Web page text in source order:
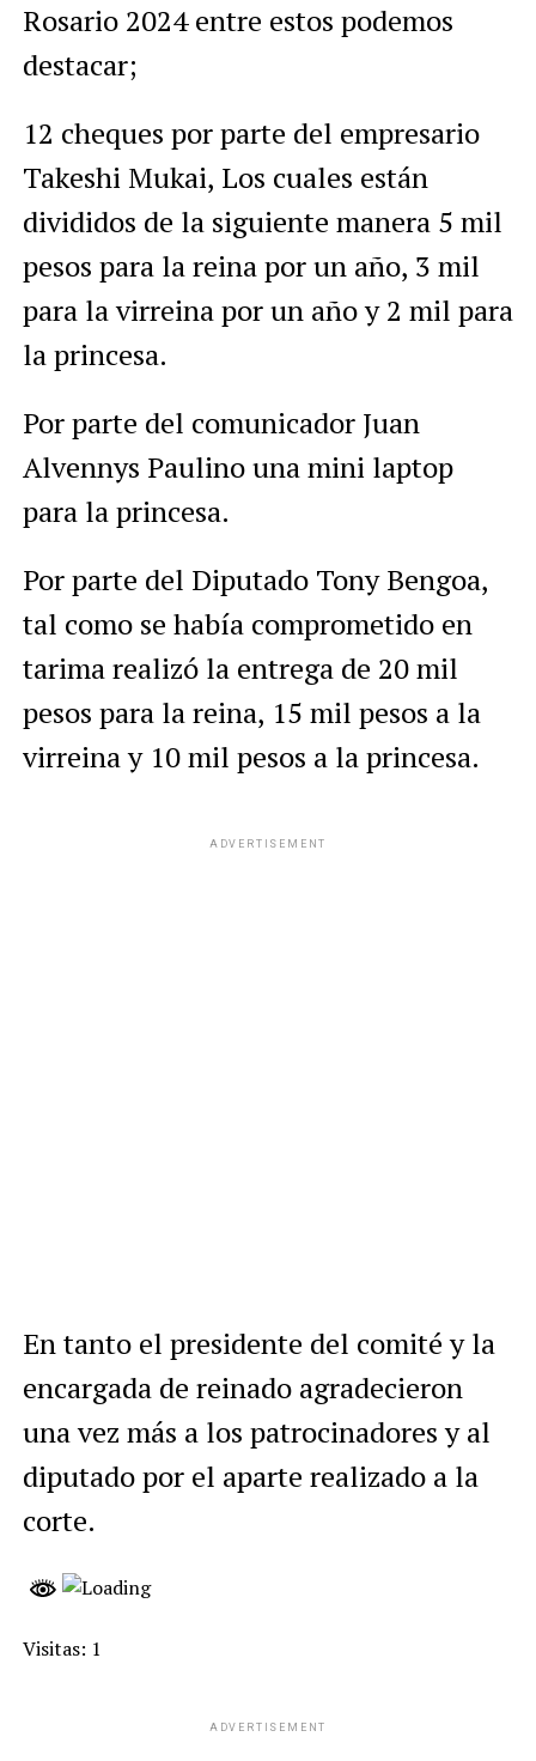
Rosario 2024 entre estos podemos
destacar;
12 cheques por parte del empresario
Takeshi Mukai, Los cuales están
divididos de la siguiente manera 5 mil
pesos para la reina por un año, 3 mil
para la virreina por un año y 2 mil para
la princesa.
Por parte del comunicador Juan
Alvennys Paulino una mini laptop
para la princesa.
Por parte del Diputado Tony Bengoa,
tal como se había comprometido en
tarima realizó la entrega de 20 mil
pesos para la reina, 15 mil pesos a la
virreina y 10 mil pesos a la princesa.
ADVERTISEMENT
En tanto el presidente del comité y la
encargada de reinado agradecieron
una vez más a los patrocinadores y al
diputado por el aparte realizado a la
corte.
Visitas: 1
ADVERTISEMENT